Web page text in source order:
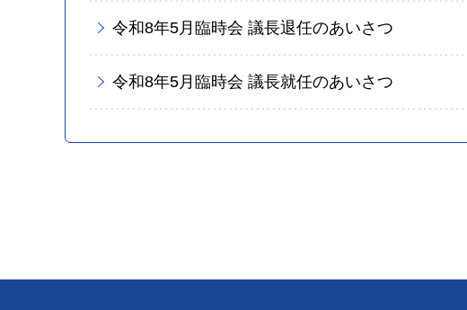
令和8年5月臨時会 議長退任のあいさつ
令和8年5月臨時会 議長就任のあいさつ